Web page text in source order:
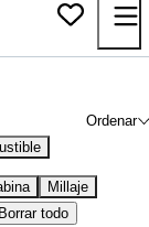
Ordenar
Millaje
Borrar todo